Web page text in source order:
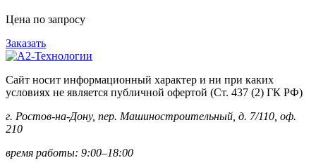
Цена по запросу
Заказать
Сайт носит информационный характер и ни при каких
условиях не является публичной офертой (Ст. 437 (2) ГК РФ)
г. Ростов-на-Дону, пер. Машиностроительный, д. 7/110, оф.
210
время работы: 9:00–18:00